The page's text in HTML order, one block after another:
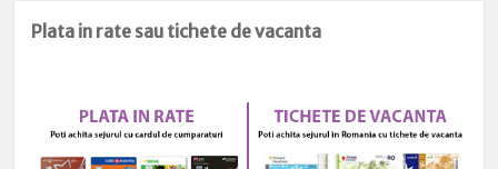
Plata in rate sau tichete de vacanta